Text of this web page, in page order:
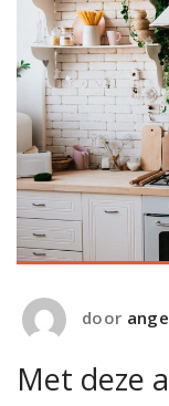
door
Met deze